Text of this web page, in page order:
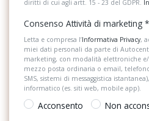
Sistema di assistenza al
Sistema di chiamata d'emergenza
Sistema di frenata anti collisione
Sistema di navigazione
Sistema di navigazione +
lucido
Pomello leva del cambio
Portellone vano bagagli ad
Presa di corrente a 12 v anteriore e
diritti di cui agli artt. 15 - 23 del GDPR.
Consenso Attività di marketing *
Letta e compresa l’Informativa Privacy,
miei dati personali da parte di
marketing, con modalità elettroniche
mezzo posta ordinaria o email,
SMS, sistemi di messaggistica
informatico (es. siti web, mobile app).
Acconsento
Non